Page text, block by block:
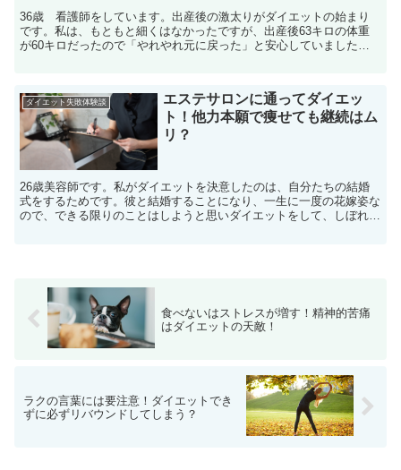
36歳 看護師をしています。出産後の激太りがダイエットの始まり
です。私は、もともと細くはなかったですが、出産後63キロの体重
が60キロだったので「やれやれ元に戻った」と安心していました。
ダイエット失敗体験談
エステサロンに通ってダイエッ
ト！他力本願で痩せても継続はム
リ？
26歳美容師です。私がダイエットを決意したのは、自分たちの結婚
式をするためです。彼と結婚することになり、一生に一度の花嫁姿な
ので、できる限りのことはしようと思いダイエットをして、しぼれる
食べないはストレスが増す！精神的苦痛
はダイエットの天敵！
ラクの言葉には要注意！ダイエットでき
ずに必ずリバウンドしてしまう？